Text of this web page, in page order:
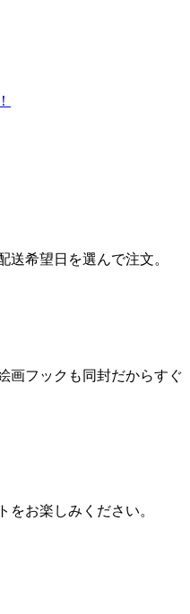
送希望日を選んで注文。
画フックも同封だからすぐ
をお楽しみください。